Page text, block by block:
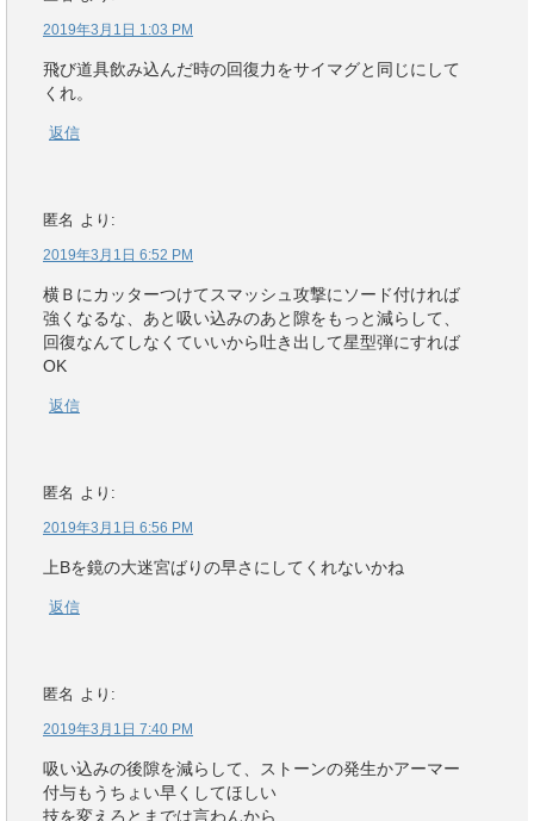
2019年3月1日 1:03 PM
飛び道具飲み込んだ時の回復力をサイマグと同じにして
くれ。
返信
匿名 より:
2019年3月1日 6:52 PM
横Ｂにカッターつけてスマッシュ攻撃にソード付ければ
強くなるな、あと吸い込みのあと隙をもっと減らして、
回復なんてしなくていいから吐き出して星型弾にすれば
OK
返信
匿名 より:
2019年3月1日 6:56 PM
上Bを鏡の大迷宮ばりの早さにしてくれないかね
返信
匿名 より:
2019年3月1日 7:40 PM
吸い込みの後隙を減らして、ストーンの発生かアーマー
付与もうちょい早くしてほしい
技を変えろとまでは言わんから